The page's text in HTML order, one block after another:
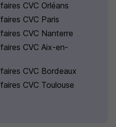
CVC Orléans
CVC Paris
CVC Nanterre
CVC Aix-en-
CVC Bordeaux
CVC Toulouse